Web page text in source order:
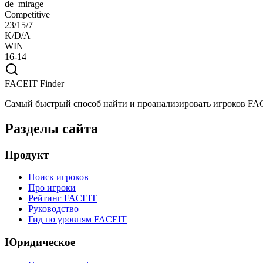
de_mirage
Competitive
23/15/7
K/D/A
WIN
16-14
FACEIT Finder
Самый быстрый способ найти и проанализировать игроков
Разделы сайта
Продукт
Поиск игроков
Про игроки
Рейтинг FACEIT
Руководство
Гид по уровням FACEIT
Юридическое